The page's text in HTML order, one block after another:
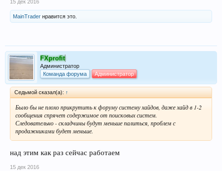
15 дек 2016
MainTrader нравится это.
FXprofit
Администратор
Команда форума
Администратор
Седьмой сказал(а): ↑
Было бы не плохо прикрутить к форуму систему хайдов, даже хайд в 1-2
сообщения спрячет содержимое от поисковых систем.
Следовательно - складчины будут меньше палиться, проблем с
продажниками будет меньше.
над этим как раз сейчас работаем
15 дек 2016